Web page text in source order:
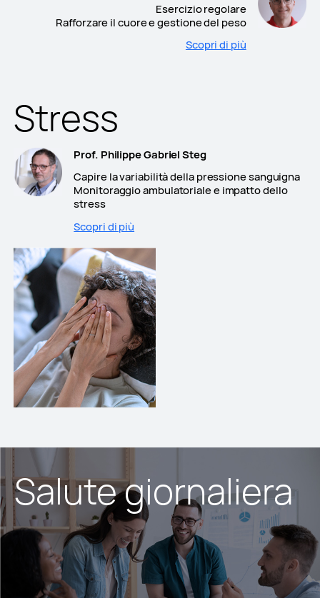
Esercizio regolare
Rafforzare il cuore e gestione del peso
Scopri di più
Stress
Prof. Philippe Gabriel Steg
Capire la variabilità della pressione sanguigna
Monitoraggio ambulatoriale e impatto dello
stress
Scopri di più
Salutegiornaliera